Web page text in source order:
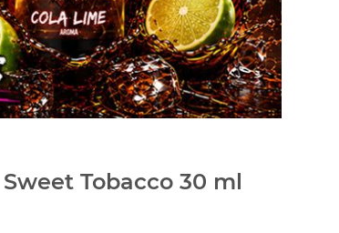
Tobacco 30 ml